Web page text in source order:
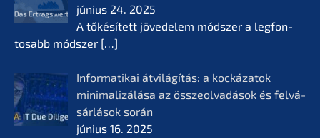
június 24. 2025
A tőkésí­tett jövede­lem módszer a legfon­
tosabb módszer […]
Infor­ma­ti­kai átvilá­gí­tás: a kocká­z­a­tok
minima­li­zá­lá­sa az összeol­va­dá­sok és felvá­
sár­lá­sok során
június 16. 2025